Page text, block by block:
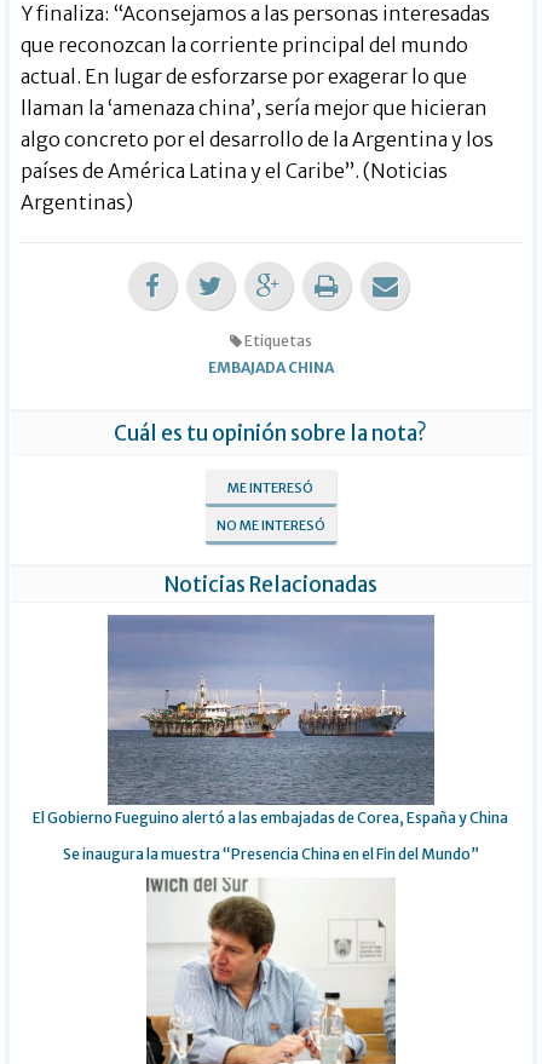
Y finaliza: “Aconsejamos a las personas interesadas
que reconozcan la corriente principal del mundo
actual. En lugar de esforzarse por exagerar lo que
llaman la ‘amenaza china’, sería mejor que hicieran
algo concreto por el desarrollo de la Argentina y los
países de América Latina y el Caribe”. (Noticias
Argentinas)
Etiquetas
EMBAJADA CHINA
Cuál es tu opinión sobre la nota?
ME INTERESÓ
NO ME INTERESÓ
Noticias Relacionadas
El Gobierno Fueguino alertó a las embajadas de Corea, España y China
Se inaugura la muestra “Presencia China en el Fin del Mundo”